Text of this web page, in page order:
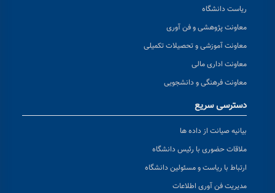
ریاست دانشگاه
معاونت پژوهشی و فن آوری
معاونت آموزشی و تحصیلات تکمیلی
معاونت اداری مالی
معاونت فرهنگی و دانشجویی
دسترسی سریع
بیانیه صیانت از داده ها
ملاقات حضوری با رئیس دانشگاه
ارتباط با ریاست و مسئولین دانشگاه
مدیریت فن آوری اطلاعات